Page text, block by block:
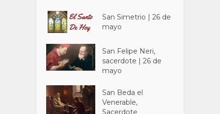
San Simetrio | 26 de
mayo
San Felipe Neri,
sacerdote | 26 de
mayo
San Beda el
Venerable,
Sacerdote